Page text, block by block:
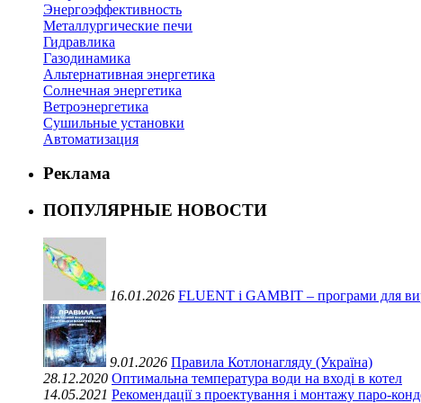
Энергоэффективность
Металлургические печи
Гидравлика
Газодинамика
Альтернативная энергетика
Солнечная энергетика
Ветроэнергетика
Сушильные установки
Автоматизация
Реклама
ПОПУЛЯРНЫЕ НОВОСТИ
16.01.2026 FLUENT і GAMBIT – програми для
9.01.2026 Правила Котлонагляду (Україна)
28.12.2020 Оптимальна температура води на вході в котел
14.05.2021 Рекомендації з проектування і монтажу паро-